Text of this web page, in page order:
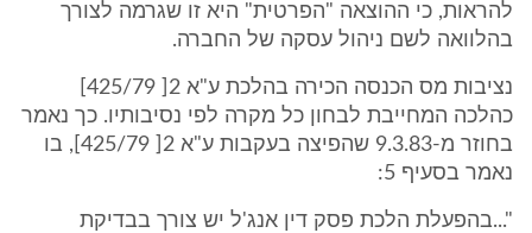
להראות, כי ההוצאה "הפרטית" היא זו שגרמה לצורך
בהלוואה לשם ניהול עסקה של החברה.
כהלכה המחייבת לבחון כל מקרה לפי נסיבותיו. כך נאמר
בחוזר מ-9.3.83 שהפיצה בעקבות ע"א 2[ 425/79], בו
נאמר בסעיף 5:
"...בהפעלת הלכת פסק דין אנג'ל יש צורך בבדיקת